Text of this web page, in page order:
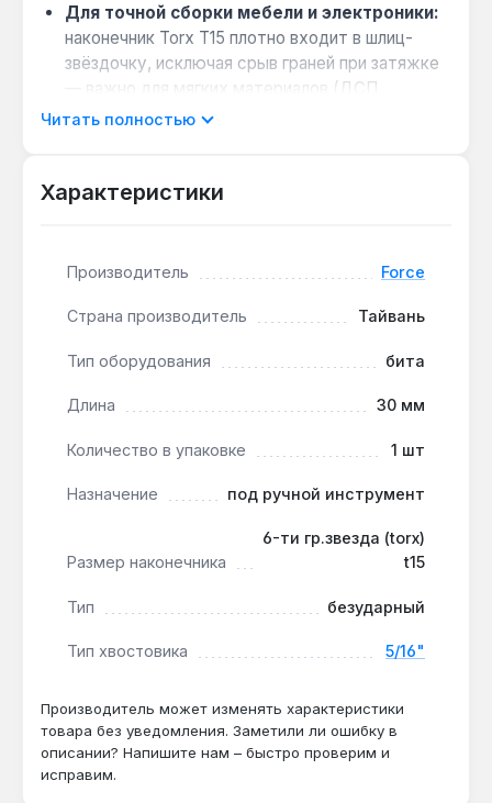
Для точной сборки мебели и электроники:
наконечник Torx T15 плотно входит в шлиц-
звёздочку, исключая срыв граней при затяжке
— важно для мягких материалов (ДСП,
пластик).
большинства рукояток и воротков — не
производство из высококачественной стали
закручивания без деформации шлица.
Ограничение по типу инструмента:
ударных шуруповёртов, только для ручного
насадки.
мебели, монтаже розеток и выключателей,
ремонте автомобильных интерьеров — везде, где
до 30 мм. Производство — Тайвань. Гарантия 1
год, доставка по Украине.
Подходит ли для работы с винтами в
труднодоступных местах?
Да — длина 30 мм позволяет дотянуться до
Читать полностью
Характеристики
Производитель Force
Страна производитель Тайвань
Тип оборудования бита
Длина 30 мм
Количество в упаковке 1 шт
Назначение под ручной инструмент
Размер наконечника
6-ти гр.звезда (torx)
t15
Тип безударный
Тип хвостовика 5/16"
Производитель может изменять характеристики
товара без уведомления. Заметили ли ошибку в
описании? Напишите нам – быстро проверим и
исправим.